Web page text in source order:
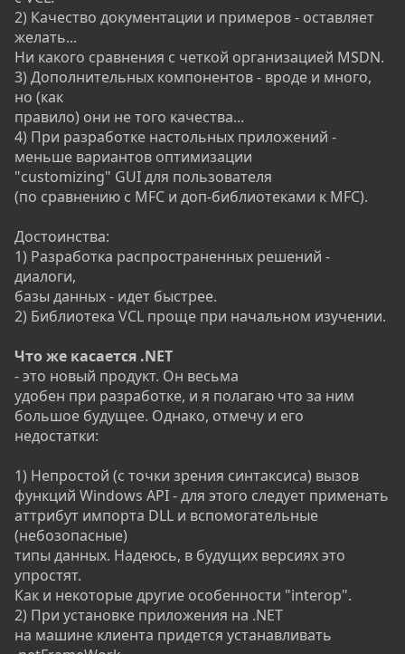
2) Качество документации и примеров - оставляет
желать...
Ни какого сравнения с четкой организацией MSDN.
3) Дополнительных компонентов - вроде и много,
но (как
правило) они не того качества...
4) При разработке настольных приложений -
меньше вариантов оптимизации
"customizing" GUI для пользователя
(по сравнению с MFC и доп-библиотеками к MFC).
Достоинства:
1) Разработка распространенных решений -
диалоги,
базы данных - идет быстрее.
2) Библиотека VCL проще при начальном изучении.
Что же касается .NET
- это новый продукт. Он весьма
удобен при разработке, и я полагаю что за ним
большое будущее. Однако, отмечу и его
недостатки:
1) Непростой (с точки зрения синтаксиса) вызов
функций Windows API - для этого следует применать
аттрибут импорта DLL и вспомогательные
(небозопасные)
типы данных. Надеюсь, в будущих версиях это
упростят.
Как и некоторые другие особенности "interop".
2) При установке приложения на .NET
на машине клиента придется устанавливать